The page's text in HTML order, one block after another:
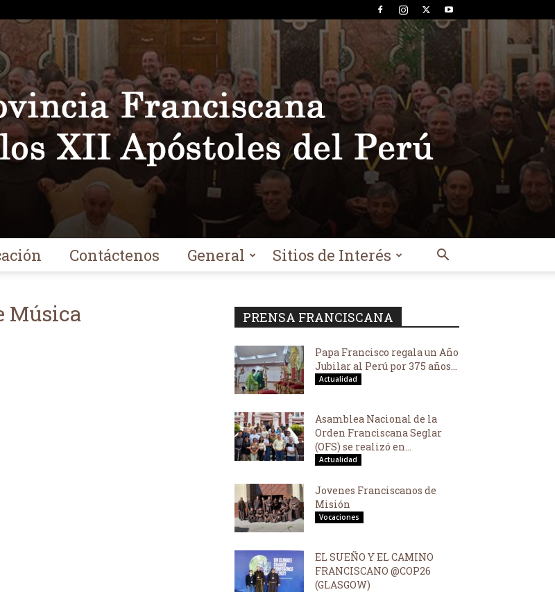
Contáctenos General Sitios de Interés
Música PRENSA FRANCISCANA
Papa Francisco regala un Año
Jubilar al Perú por 375 años...
Actualidad
Asamblea Nacional de la
Orden Franciscana Seglar
(OFS) se realizó en...
Actualidad
Jovenes Franciscanos de
Misión
Vocaciones
EL SUEÑO Y EL CAMINO
FRANCISCANO @COP26
(GLASGOW)